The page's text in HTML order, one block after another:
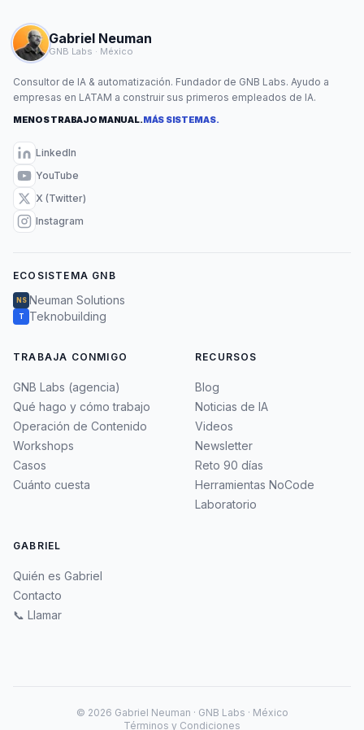
Gabriel Neuman
GNB Labs · México
Consultor de IA & automatización. Fundador de GNB Labs. Ayudo a
empresas en LATAM a construir sus primeros empleados de IA.
MENOS TRABAJO MANUAL.MÁS SISTEMAS.
LinkedIn
YouTube
X (Twitter)
Instagram
ECOSISTEMA GNB
NS Neuman Solutions
T Teknobuilding
TRABAJA CONMIGO
GNB Labs (agencia)
Qué hago y cómo trabajo
Operación de Contenido
Workshops
Casos
Cuánto cuesta
RECURSOS
Blog
Noticias de IA
Videos
Newsletter
Reto 90 días
Herramientas NoCode
Laboratorio
GABRIEL
Quién es Gabriel
Contacto
📞 Llamar
© 2026 Gabriel Neuman · GNB Labs · México
Términos y Condiciones